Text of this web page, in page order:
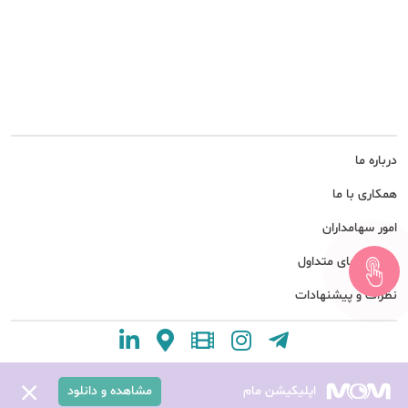
درباره ما
همکاری با ما
امور سهامداران
پرسش های متداول
نظرات و پیشنهادات
اپلیکیشن مام مشاهده و دانلود